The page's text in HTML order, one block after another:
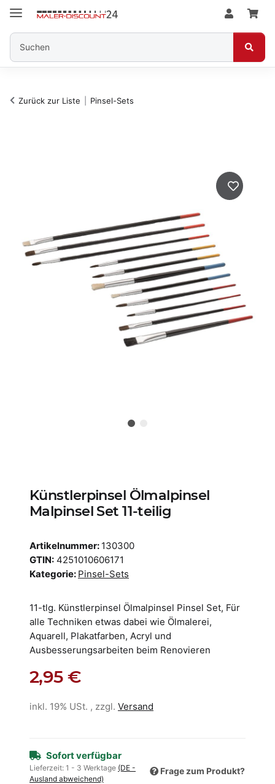
Zurück zur Liste Pinsel-Sets
Künstlerpinsel Ölmalpinsel
Malpinsel Set 11-teilig
Artikelnummer: 130300
GTIN: 4251010606171
Kategorie: Pinsel-Sets
11-tlg. Künstlerpinsel Ölmalpinsel Pinsel Set, Für
alle Techniken etwas dabei wie Ölmalerei,
Aquarell, Plakatfarben, Acryl und
Ausbesserungsarbeiten beim Renovieren
2,95 €
inkl. 19% USt. , zzgl. Versand
Sofort verfügbar
Lieferzeit: 1 - 3 Werktage (DE -
Ausland abweichend)
Frage zum Produkt?